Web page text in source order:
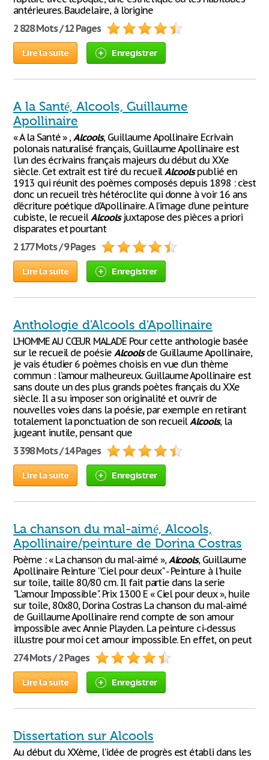
antérieures. Baudelaire, à l’origine
2 828 Mots / 12 Pages
Lire la suite Enregistrer
A la Santé, Alcools, Guillaume
Apollinaire
« A la Santé » ,Alcools, Guillaume Apollinaire Ecrivain
polonais naturalisé français, Guillaume Apollinaire est
l'un des écrivains français majeurs du début du XXe
siècle. Cet extrait est tiré du recueilAlcoolspublié en
1913 qui réunit des poèmes composés depuis 1898 : c’est
donc un recueil très hétéroclite qui donne à voir 16 ans
d’écriture poétique d’Apollinaire. A l’image d’une peinture
cubiste, le recueilAlcoolsjuxtapose des pièces a priori
disparates et pourtant
2 177 Mots / 9 Pages
Lire la suite Enregistrer
Anthologie d'Alcools d'Apollinaire
L’HOMME AU CŒUR MALADE Pour cette anthologie basée
sur le recueil de poésieAlcoolsde Guillaume Apollinaire,
je vais étudier 6 poèmes choisis en vue d’un thème
commun : l’amour malheureux. Guillaume Apollinaire est
sans doute un des plus grands poètes français du XXe
siècle. Il a su imposer son originalité et ouvrir de
nouvelles voies dans la poésie, par exemple en retirant
totalement la ponctuation de son recueilAlcools, la
jugeant inutile, pensant que
3 398 Mots / 14 Pages
Lire la suite Enregistrer
La chanson du mal-aimé, Alcools,
Apollinaire/peinture de Dorina Costras
Poème : « La chanson du mal-aimé »,Alcools, Guillaume
Apollinaire Peinture ''Ciel pour deux" - Peinture à l'huile
sur toile, taille 80/80 cm. Il fait partie dans la serie
"L'amour Impossible". Prix 1300 E « Ciel pour deux », huile
sur toile, 80x80, Dorina Costras La chanson du mal-aimé
de Guillaume Apollinaire rend compte de son amour
impossible avec Annie Playden. La peinture ci-dessus
illustre pour moi cet amour impossible. En effet, on peut
274 Mots / 2 Pages
Lire la suite Enregistrer
Dissertation sur Alcools
Au début du XXème, l’idée de progrès est établi dans les